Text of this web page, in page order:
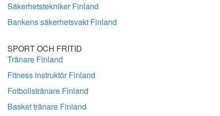
Säkerhetstekniker Finland
Bankens säkerhetsvakt Finland
SPORT OCH FRITID
Tränare Finland
Fitness instruktör Finland
Fotbollstränare Finland
Basket tränare Finland